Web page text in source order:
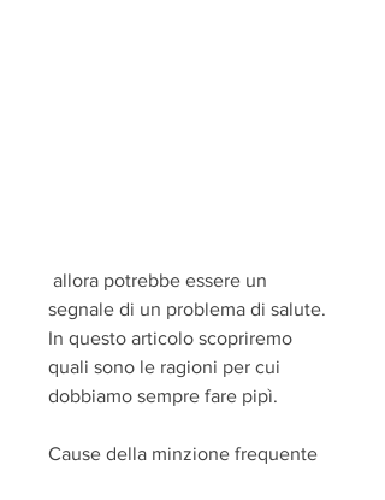
segnale di un problema di salute.
In questo articolo scopriremo
quali sono le ragioni per cui
dobbiamo sempre fare pipì.
Cause della minzione frequente